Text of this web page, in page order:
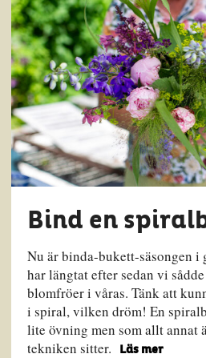
Bind en
Nu är binda-bukett-säsongen i
har längtat efter sedan vi
blomfröer i våras. Tänk att
i spiral, vilken dröm! En
lite övning men som allt annat
tekniken sitter.
Läs mer